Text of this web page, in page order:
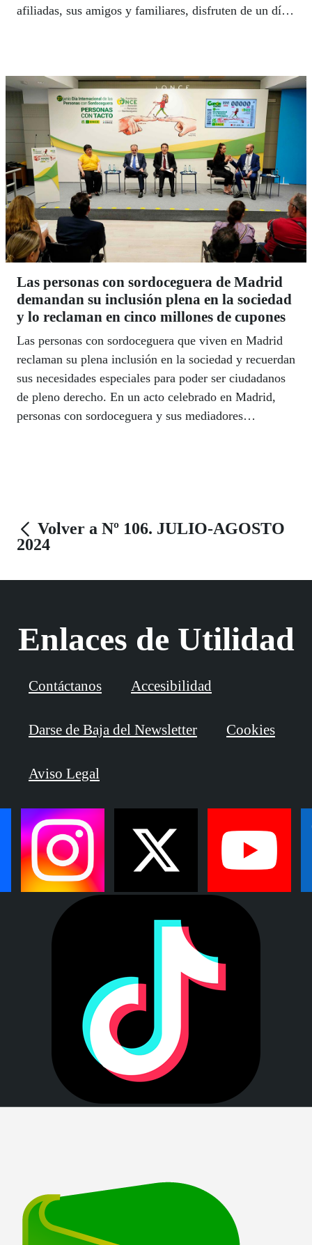
afiliadas, sus amigos y familiares, disfruten de un día
Las personas con sordoceguera de Madrid
demandan su inclusión plena en la sociedad
y lo reclaman en cinco millones de cupones
Las personas con sordoceguera que viven en Madrid
reclaman su plena inclusión en la sociedad y recuerdan
sus necesidades especiales para poder ser ciudadanos
de pleno derecho. En un acto celebrado en Madrid,
personas con sordoceguera y sus mediadores
Volver a Nº 106. JULIO-AGOSTO
2024
Enlaces de Utilidad
Contáctanos Accesibilidad
Darse de Baja del Newsletter Cookies
Aviso Legal